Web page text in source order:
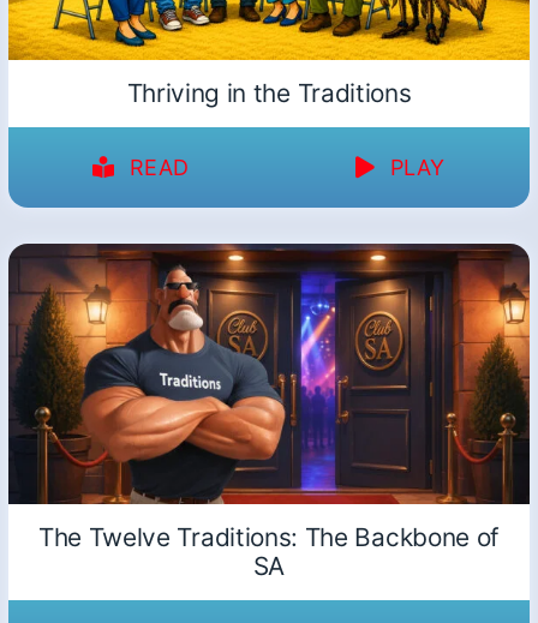
Thriving in the Traditions
READ PLAY
The Twelve Traditions: The Backbone of
SA